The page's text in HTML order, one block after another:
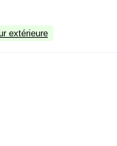
extérieure